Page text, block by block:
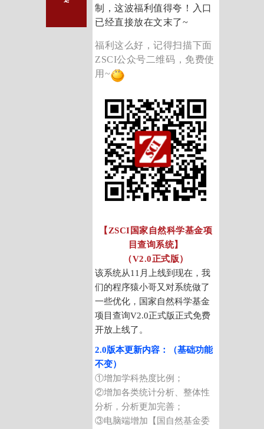
制，这波福利值得夸！
入口
已经直接放在文末了~
福利这么好，记得扫描下面
ZSCI公众号二维码，免费使
用~
【ZSCI国家自然科学基金项
目查询系统】
（V2.0正式版）
该系统从11月上线到现在，我
们的程序猿小哥又对系统做了
一些优化，国家自然科学基金
项目查询V2.0正式版正式免费
开放上线了。
2.0版本更新内容：（基础功能
不变）
①增加学科热度比例；
②增加各类统计分析、整体性
分析，分析更加完善；
③电脑端增加【国自然基金委